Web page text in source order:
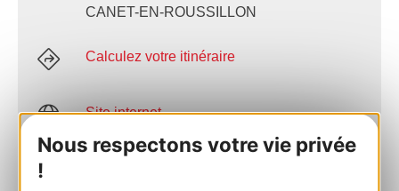
Nous respectons votre vie privée
!
CANET-EN-ROUSSILLON
Calculez votre itinéraire
Site internet